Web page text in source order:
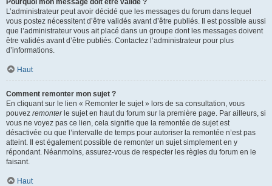
Pourquoi mon message doit être validé ?
L’administrateur peut avoir décidé que les messages du forum dans lequel
vous postez nécessitent d’être validés avant d’être publiés. Il est possible aussi
que l’administrateur vous ait placé dans un groupe dont les messages doivent
être validés avant d’être publiés. Contactez l’administrateur pour plus
d’informations.
Haut
Comment remonter mon sujet ?
En cliquant sur le lien « Remonter le sujet » lors de sa consultation, vous
pouvez remonterle sujet en haut du forum sur la première page. Par ailleurs, si
vous ne voyez pas ce lien, cela signifie que la remontée de sujet est
désactivée ou que l’intervalle de temps pour autoriser la remontée n’est pas
atteint. Il est également possible de remonter un sujet simplement en y
répondant. Néanmoins, assurez-vous de respecter les règles du forum en le
faisant.
Haut